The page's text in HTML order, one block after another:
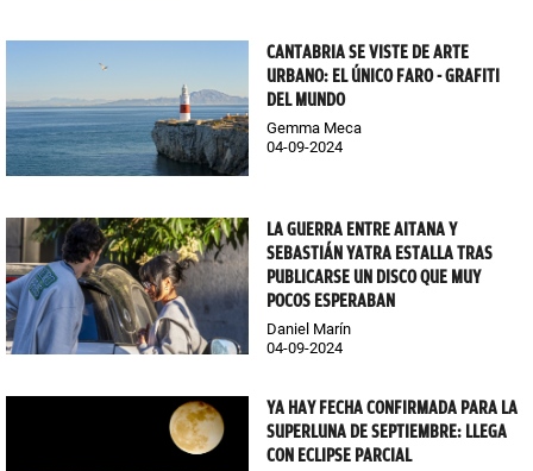
CANTABRIA SE VISTE DE ARTE
URBANO: EL ÚNICO FARO - GRAFITI
DEL MUNDO
Gemma Meca
04-09-2024
LA GUERRA ENTRE AITANA Y
SEBASTIÁN YATRA ESTALLA TRAS
PUBLICARSE UN DISCO QUE MUY
POCOS ESPERABAN
Daniel Marín
04-09-2024
YA HAY FECHA CONFIRMADA PARA LA
SUPERLUNA DE SEPTIEMBRE: LLEGA
CON ECLIPSE PARCIAL